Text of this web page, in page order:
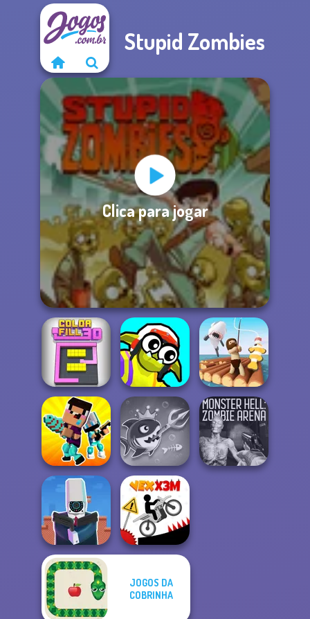
Stupid Zombies
Clica para jogar
Color Fill 3D
Funny Blade &
Magic
Raft Life
Noob vs Pro
Challenge
Fish Stab Getting
Big
Cameraman vs
Toilets Puzzle
JOGOS DA
COBRINHA